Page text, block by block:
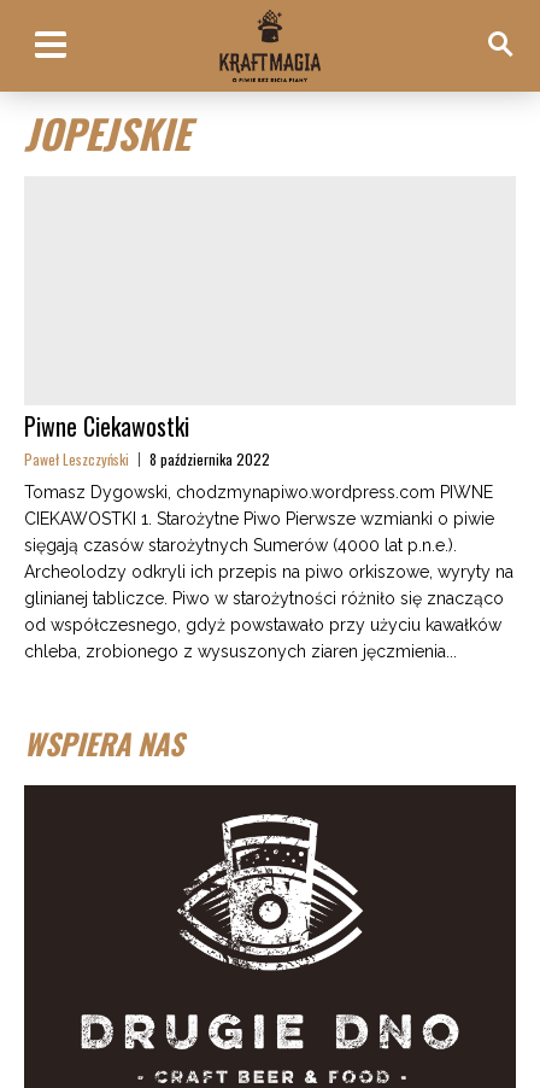
JOPEJSKIE
Piwne Ciekawostki
Paweł Leszczyński 8 października 2022
Tomasz Dygowski, chodzmynapiwo.wordpress.com PIWNE
CIEKAWOSTKI 1. Starożytne Piwo Pierwsze wzmianki o piwie
sięgają czasów starożytnych Sumerów (4000 lat p.n.e.).
Archeolodzy odkryli ich przepis na piwo orkiszowe, wyryty na
glinianej tabliczce. Piwo w starożytności różniło się znacząco
od współczesnego, gdyż powstawało przy użyciu kawałków
chleba, zrobionego z wysuszonych ziaren jęczmienia...
WSPIERA NAS